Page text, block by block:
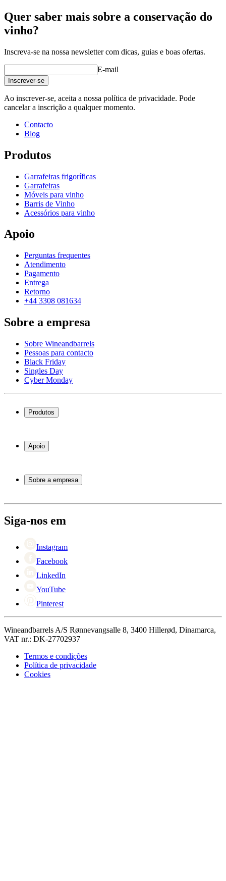
Quer saber mais sobre a conservação do
vinho?
Inscreva-se na nossa newsletter com dicas, guias e boas ofertas.
E-mail
Inscrever-se
Ao inscrever-se, aceita a nossa política de privacidade. Pode
cancelar a inscrição a qualquer momento.
Contacto
Blog
Produtos
Garrafeiras frigoríficas
Garrafeiras
Móveis para vinho
Barris de Vinho
Acessórios para vinho
Apoio
Perguntas frequentes
Atendimento
Pagamento
Entrega
Retorno
+44 3308 081634
Sobre a empresa
Sobre Wineandbarrels
Pessoas para contacto
Black Friday
Singles Day
Cyber Monday
Produtos
Garrafeiras
Móveis para vinho
Apoio
Atendimento
Pagamento
Retorno
Sobre a empresa
Black Friday
Singles Day
Siga-nos em
Instagram
Facebook
LinkedIn
YouTube
Pinterest
Wineandbarrels A/S Rønnevangsalle 8, 3400 Hillerød, Dinamarca,
VAT nr.: DK-27702937
Termos e condições
Política de privacidade
Cookies